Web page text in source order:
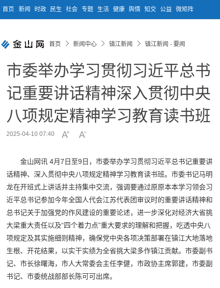
首页 新闻 时政 民生 社会 专题 生活 健康 舆情 知交 公益 微矩阵
首页 新闻中心 镇江新闻 镇江新闻 - 要闻
市委举办学习贯彻习近平总书
记重要讲话精神深入贯彻中央
八项规定精神学习教育读书班
2025-04-10 07:40
金山网讯 4月7日至9日，市委举办学习贯彻习近平总书记重要讲
话精神、深入贯彻中央八项规定精神学习教育读书班。市委书记马明
龙在开班式上讲话并主持集中交流，强调要通过原原本本学习领会习
近平总书记参加今年全国人代会江苏代表团审议时的重要讲话精神和
总书记关于加强党的作风建设的重要论述，进一步深化对经济大省挑
大梁重大责任以及“四个着力点”重大要求的理解和把握，吃透中央八
项规定及其实施细则精神，确保党中央各项决策部署在镇江大地落地
生根、开花结果，以实干实绩为全省挑大梁多作镇江贡献。市委副书
记、市长徐曙海，市人大常委会主任李健，市政协主席郭建，市委副
书记、市委统战部部长陈可可出席。